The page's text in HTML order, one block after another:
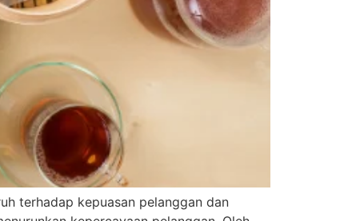
terhadap kepuasan pelanggan dan